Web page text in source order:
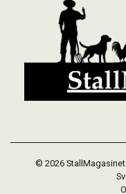
© 2026 StallMagasinet